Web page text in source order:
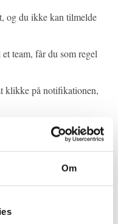
Om
og du ikke kan tilmelde
team, får du som regel
klikke på notifikationen,
et team?
af et team, eller ikke
nemt forlade teamet
navn i menuen.